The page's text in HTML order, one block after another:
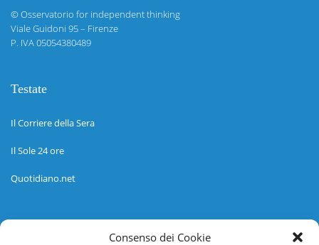
Consenso dei Cookie
©Osservatorio for independent thinking
Viale Guidoni 95 – Firenze
P. IVA 05054380489
Testate
Il Corriere della Sera
Il Sole 24 ore
Quotidiano.net
Informazioni